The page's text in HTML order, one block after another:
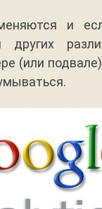
и
других
(или